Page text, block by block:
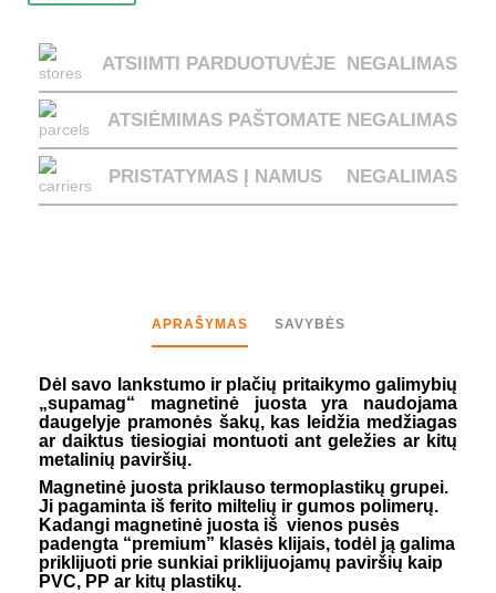
ATSIIMTI PARDUOTUVĖJE NEGALIMAS
ATSIĖMIMAS PAŠTOMATE NEGALIMAS
PRISTATYMAS Į NAMUS NEGALIMAS
APRAŠYMAS SAVYBĖS
Dėl savo lankstumo ir plačių pritaikymo galimybių
„supamag“ magnetinė juosta yra naudojama
daugelyje pramonės šakų, kas leidžia medžiagas
ar daiktus tiesiogiai montuoti ant geležies ar kitų
metalinių paviršių.
Magnetinė juosta priklauso termoplastikų grupei.
Ji pagaminta iš ferito miltelių ir gumos polimerų.
Kadangi magnetinė juosta iš vienos pusės
padengta “premium” klasės klijais, todėl ją galima
priklijuoti prie sunkiai priklijuojamų paviršių kaip
PVC, PP ar kitų plastikų.